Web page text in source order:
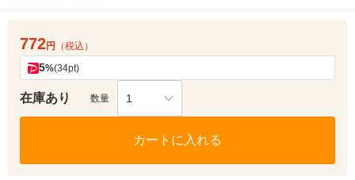
772円 （税込）
5%(34pt)
在庫あり 数量 1
カートに入れる